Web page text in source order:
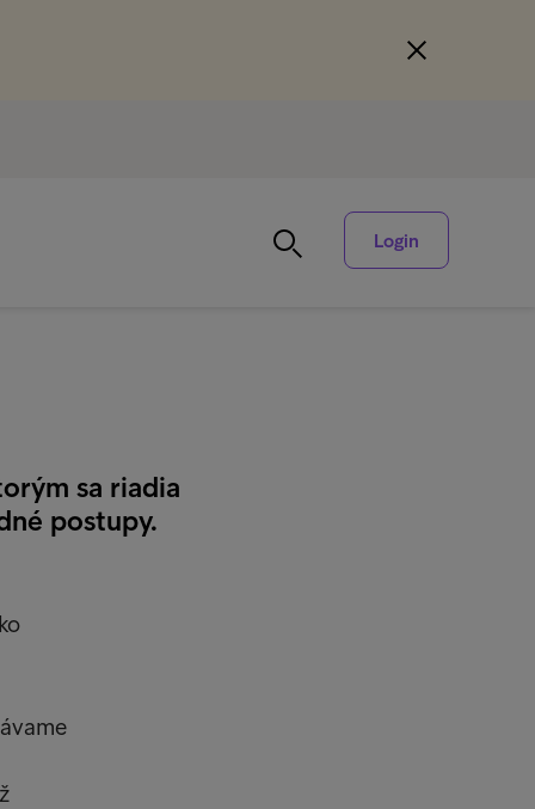
Login
sa riadia
postupy.